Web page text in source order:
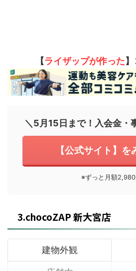
【ライザップが作った
＼5月15日まで！入会金・
【公式サイト】を
※ずっと月額2,980
3.chocoZAP 新大宮店
建物外観